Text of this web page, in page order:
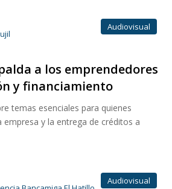
Audiovisual
a los emprendedores
y financiamiento
temas esenciales para quienes
empresa y la entrega de créditos a
Audiovisual